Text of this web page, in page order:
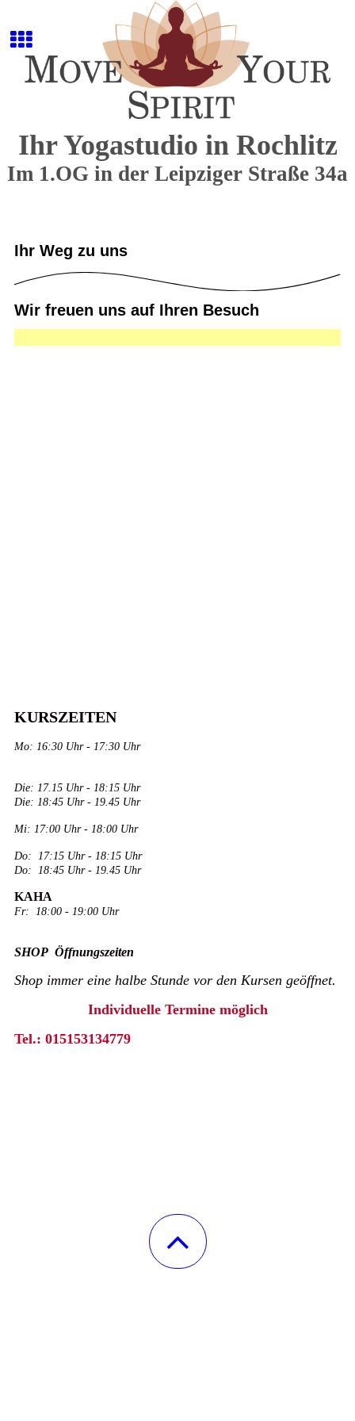
Ihr Yogastudio in Rochlitz
Im 1.OG in der Leipziger Straße 34a
Ihr Weg zu uns
Wir freuen uns auf Ihren Besuch
KURSZEITEN
Mo: 16:30 Uhr - 17:30 Uhr
Die: 17.15 Uhr - 18:15 Uhr
Die: 18:45 Uhr - 19.45 Uhr
Mi: 17:00 Uhr - 18:00 Uhr
Do: 17:15 Uhr - 18:15 Uhr
Do: 18:45 Uhr - 19.45 Uhr
KAHA
Fr: 18:00 - 19:00 Uhr
SHOPÖffnungszeiten
Shop immer eine halbe Stunde vor den Kursen geöffnet.
Individuelle Termine möglich
Tel.: 015153134779